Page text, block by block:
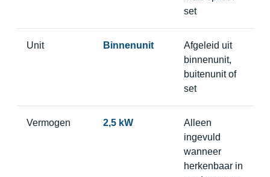
set
Unit Binnenunit
Afgeleid uit
binnenunit,
buitenunit of
set
Vermogen 2,5 kW
Alleen
ingevuld
wanneer
herkenbaar in